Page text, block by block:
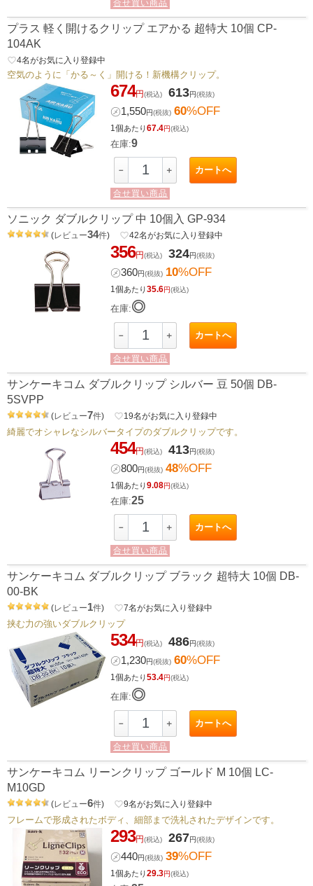
合せ買い商品
プラス 軽く開けるクリップ エアかる 超特大 10個 CP-
104AK
favorite_border4名がお気に入り登録中
空気のように「かる～く」開ける！新機構クリップ。
674円(税込) 613円(税抜)
㋱1,550円(税抜) 60%OFF
1個あたり67.4円(税込)
在庫:9
－ ＋ カートへ
合せ買い商品
ソニック ダブルクリップ 中 10個入 GP-934
(レビュー34件) favorite_border42名がお気に入り登録中
356円(税込) 324円(税抜)
㋱360円(税抜) 10%OFF
1個あたり35.6円(税込)
在庫:◎
－ ＋ カートへ
合せ買い商品
サンケーキコム ダブルクリップ シルバー 豆 50個 DB-
5SVPP
(レビュー7件) favorite_border19名がお気に入り登録中
綺麗でオシャレなシルバータイプのダブルクリップです。
454円(税込) 413円(税抜)
㋱800円(税抜) 48%OFF
1個あたり9.08円(税込)
在庫:25
－ ＋ カートへ
合せ買い商品
サンケーキコム ダブルクリップ ブラック 超特大 10個 DB-
00-BK
(レビュー1件) favorite_border7名がお気に入り登録中
挟む力の強いダブルクリップ
534円(税込) 486円(税抜)
㋱1,230円(税抜) 60%OFF
1個あたり53.4円(税込)
在庫:◎
－ ＋ カートへ
合せ買い商品
サンケーキコム リーンクリップ ゴールド M 10個 LC-
M10GD
(レビュー6件) favorite_border9名がお気に入り登録中
フレームで形成されたボディ、細部まで洗礼されたデザインです。
293円(税込) 267円(税抜)
㋱440円(税抜) 39%OFF
1個あたり29.3円(税込)